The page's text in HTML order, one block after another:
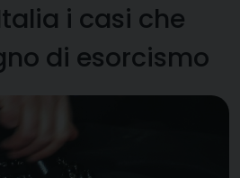
i casi che
di esorcismo